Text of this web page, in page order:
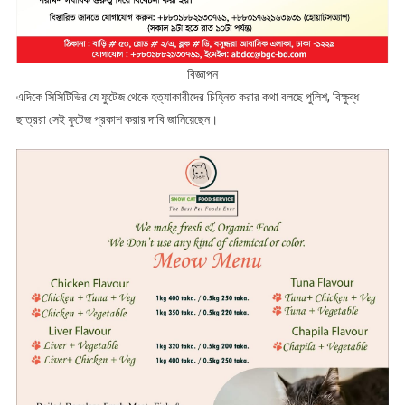
বিজ্ঞাপন
এদিকে সিসিটিভির যে ফুটেজ থেকে হত্যাকারীদের চিহ্নিত করার কথা বলছে পুলিশ, বিক্ষুব্ধ
ছাত্ররা সেই ফুটেজ প্রকাশ করার দাবি জানিয়েছেন।